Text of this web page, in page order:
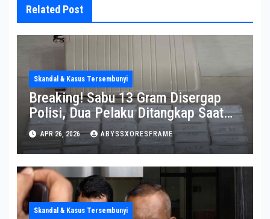
Related Post
Skandal & Kasus Tersembunyi
Breaking! Sabu 13 Gram Disergap
Polisi, Dua Pelaku Ditangkap Saat
Operasi Berlangsung Di Tempat
APR 26, 2026 ABYSSXORESFRAME
Skandal & Kasus Tersembunyi